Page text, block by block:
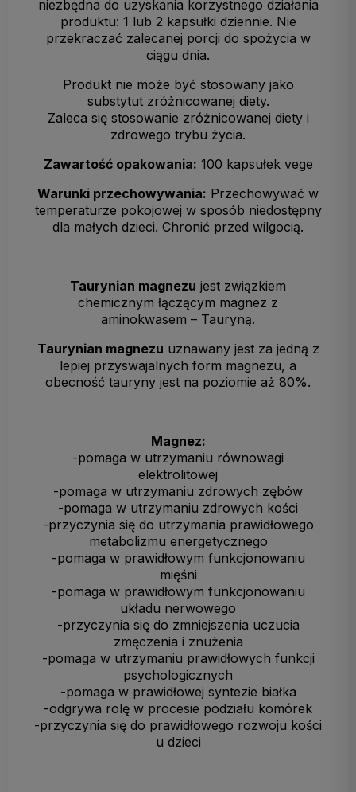
niezbędna do uzyskania korzystnego działania
produktu: 1 lub 2 kapsułki dziennie. Nie
przekraczać zalecanej porcji do spożycia w
ciągu dnia.
Produkt nie może być stosowany jako
substytut zróżnicowanej diety.
Zaleca się stosowanie zróżnicowanej diety i
zdrowego trybu życia.
Zawartość opakowania: 100 kapsułek vege
Warunki przechowywania: Przechowywać w
temperaturze pokojowej w sposób niedostępny
dla małych dzieci. Chronić przed wilgocią.
Taurynian magnezu jest związkiem
chemicznym łączącym magnez z
aminokwasem – Tauryną.
Taurynian magnezu uznawany jest za jedną z
lepiej przyswajalnych form magnezu, a
obecność tauryny jest na poziomie aż 80%.
Magnez:
-pomaga w utrzymaniu równowagi
elektrolitowej
-pomaga w utrzymaniu zdrowych zębów
-pomaga w utrzymaniu zdrowych kości
-przyczynia się do utrzymania prawidłowego
metabolizmu energetycznego
-pomaga w prawidłowym funkcjonowaniu
mięśni
-pomaga w prawidłowym funkcjonowaniu
układu nerwowego
-przyczynia się do zmniejszenia uczucia
zmęczenia i znużenia
-pomaga w utrzymaniu prawidłowych funkcji
psychologicznych
-pomaga w prawidłowej syntezie białka
-odgrywa rolę w procesie podziału komórek
-przyczynia się do prawidłowego rozwoju kości
u dzieci